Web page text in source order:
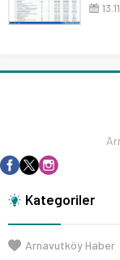
Kategoriler
Arnavutköy Haber